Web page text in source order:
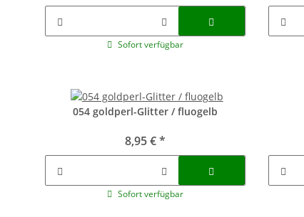
Sofort verfügbar
054 goldperl-Glitter / fluogelb
8,95 €*
Sofort verfügbar